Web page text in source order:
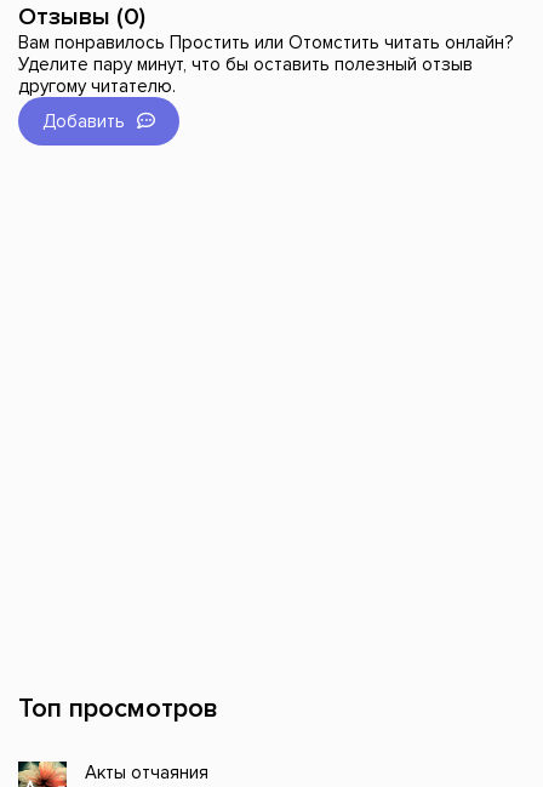
Отзывы (0)
Вам понравилось Простить или Отомстить читать онлайн?
Уделите пару минут, что бы оставить полезный отзыв
другому читателю.
Добавить
Топ просмотров
Акты отчаяния